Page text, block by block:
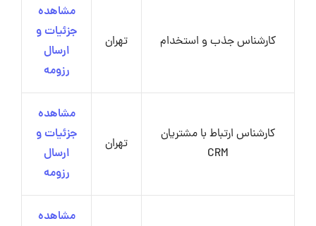
کارشناس جذب و استخدام تهران
مشاهده
جزئیات و
ارسال
رزومه
کارشناس ارتباط با مشتریان
CRM
تهران
مشاهده
جزئیات و
ارسال
رزومه
مشاهده